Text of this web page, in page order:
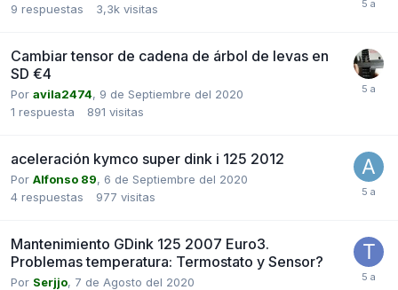
9 respuestas 3,3k visitas
Cambiar tensor de cadena de árbol de levas en
SD €4
Por avila2474, 9 de Septiembre del 2020
1 respuesta 891 visitas
aceleración kymco super dink i 125 2012
Por Alfonso 89, 6 de Septiembre del 2020
4 respuestas 977 visitas
Mantenimiento GDink 125 2007 Euro3.
Problemas temperatura: Termostato y Sensor?
Por Serjjo, 7 de Agosto del 2020